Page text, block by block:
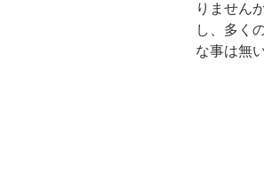
りません
し、多く
な事は無